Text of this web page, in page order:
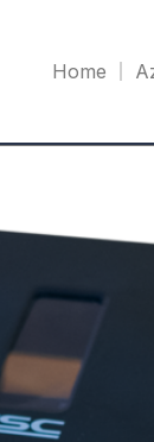
Home